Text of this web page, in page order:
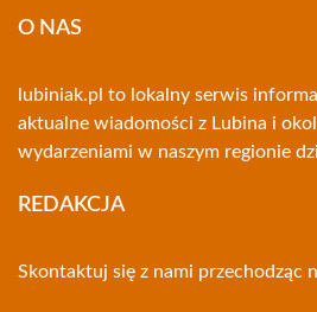
O NAS
lubiniak.pl to lokalny serwis
aktualne wiadomości z Lubina i
wydarzeniami w naszym regionie
REDAKCJA
Skontaktuj się z nami przechodząc